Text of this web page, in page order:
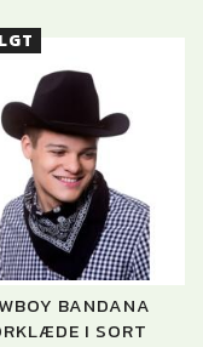
BANDANA
I SORT